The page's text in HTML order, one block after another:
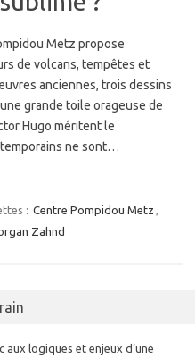
Metz propose
de volcans, tempêtes et
anciennes, trois dessins
grande toile orageuse de
Hugo méritent le
ne sont…
: Centre Pompidou Metz ,
Zahnd
logiques et enjeux d’une